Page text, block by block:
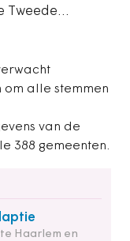
Tweede…
alle stemmen
van de
388 gemeenten.
Haarlem en